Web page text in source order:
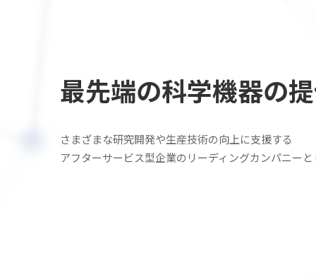
最先端の科学機器の
さまざまな研究開発や生産技術の向上に支援する
アフターサービス型企業の リーディングカンパニー